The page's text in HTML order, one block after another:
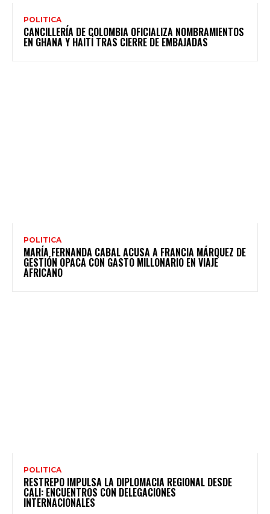
POLITICA
CANCILLERÍA DE COLOMBIA OFICIALIZA NOMBRAMIENTOS
EN GHANA Y HAITÍ TRAS CIERRE DE EMBAJADAS
POLITICA
MARÍA FERNANDA CABAL ACUSA A FRANCIA MÁRQUEZ DE
GESTIÓN OPACA CON GASTO MILLONARIO EN VIAJE
AFRICANO
POLITICA
RESTREPO IMPULSA LA DIPLOMACIA REGIONAL DESDE
CALI: ENCUENTROS CON DELEGACIONES
INTERNACIONALES